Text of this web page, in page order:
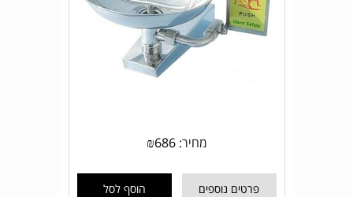
מחיר: ₪686
פרטים נוספים הוסף לסל